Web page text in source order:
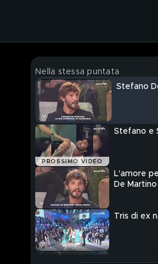
Nella stessa puntata
Stefano
PROSSIMO VIDEO
Stefano e
L'amore
De Martino
Tris di ex